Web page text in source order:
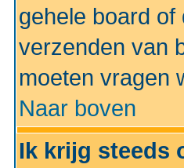
gehele board
verzenden van
moeten vragen
Naar boven
Ik krijg steeds